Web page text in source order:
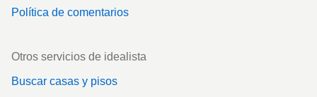
Política de comentarios
Otros servicios de idealista
Buscar casas y pisos